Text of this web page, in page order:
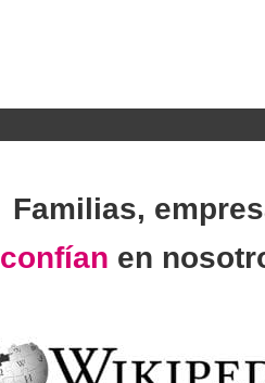
Familias,
confían en